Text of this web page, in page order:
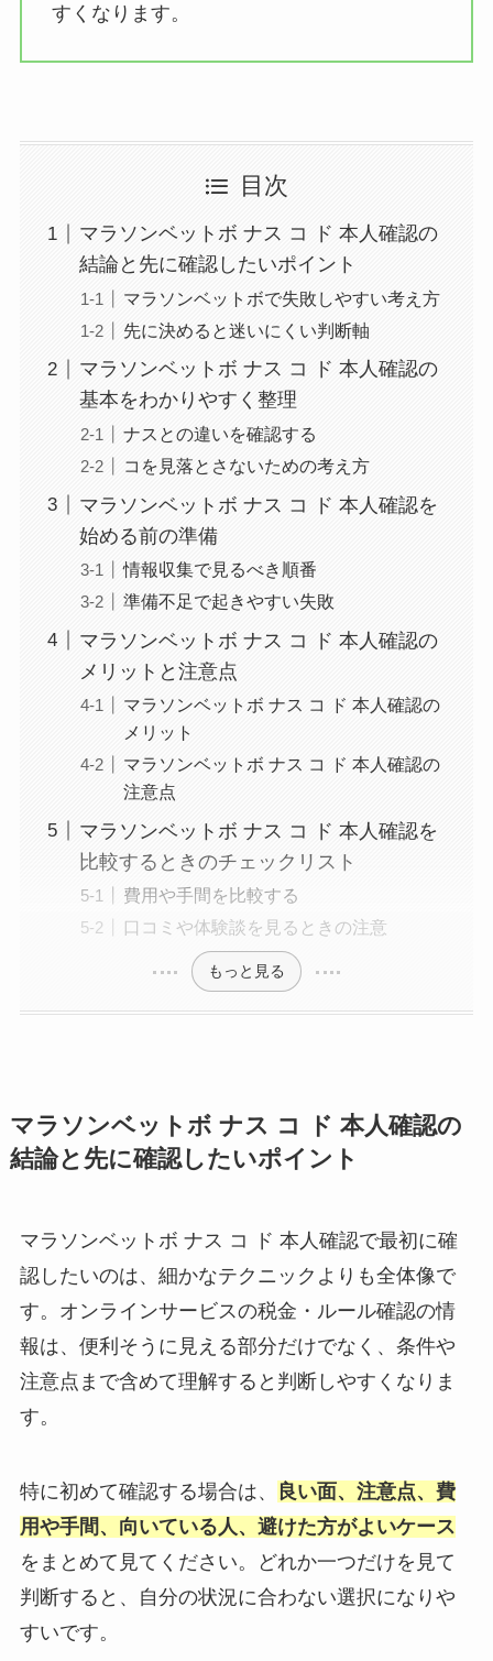
すくなります。
目次
マラソンベットボ ナス コ ド 本人確認の
結論と先に確認したいポイント
マラソンベットボで失敗しやすい考え方
先に決めると迷いにくい判断軸
マラソンベットボ ナス コ ド 本人確認の
基本をわかりやすく整理
ナスとの違いを確認する
コを見落とさないための考え方
マラソンベットボ ナス コ ド 本人確認を
始める前の準備
情報収集で見るべき順番
準備不足で起きやすい失敗
マラソンベットボ ナス コ ド 本人確認の
メリットと注意点
マラソンベットボ ナス コ ド 本人確認の
メリット
マラソンベットボ ナス コ ド 本人確認の
注意点
マラソンベットボ ナス コ ド 本人確認を
比較するときのチェックリスト
費用や手間を比較する
口コミや体験談を見るときの注意
もっと見る
マラソンベットボ ナス コ ド 本人確認の
結論と先に確認したいポイント
マラソンベットボ ナス コ ド 本人確認で最初に確
認したいのは、細かなテクニックよりも全体像で
す。オンラインサービスの税金・ルール確認の情
報は、便利そうに見える部分だけでなく、条件や
注意点まで含めて理解すると判断しやすくなりま
す。
特に初めて確認する場合は、
良い面、注意点、費
用や手間、向いている人、避けた方がよいケース
をまとめて見てください。どれか一つだけを見て
判断すると、自分の状況に合わない選択になりや
すいです。